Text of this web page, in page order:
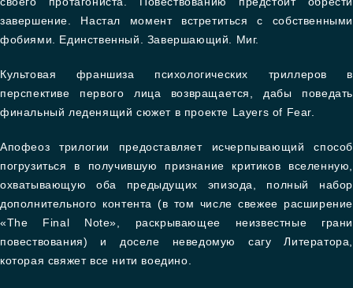
завершение. Настал момент встретиться с собственными
фобиями. Единственный. Завершающий. Миг.
Культовая франшиза психологических триллеров в
перспективе первого лица возвращается, дабы поведать
финальный леденящий сюжет в проекте Layers of Fear.
Апофеоз трилогии предоставляет исчерпывающий способ
погрузиться в получившую признание критиков вселенную,
охватывающую оба предыдущих эпизода, полный набор
дополнительного контента (в том числе свежее расширение
«The Final Note», раскрывающее неизвестные грани
повествования) и доселе неведомую сагу Литератора,
которая свяжет все нити воедино.